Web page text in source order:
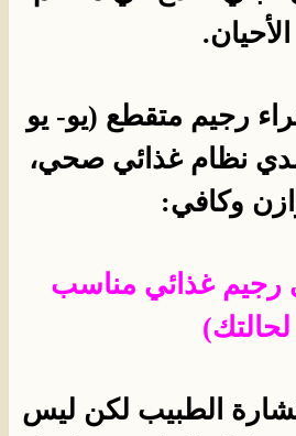
الأحيان.
رجيم متقطع (يو- يو
نظام غذائي صحي،
وكافي:
غذائي مناسب
لحالتك)
الطبيب لكن ليس